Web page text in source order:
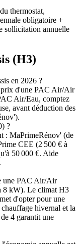
thermostat,
obligatoire +
sollicitation annuelle
(H3)
en 2026 ?
d'une PAC Air/Air
Air/Eau, comptez
avant déduction des
?
: MaPrimeRénov' (de
CEE (2 500 € à
50 000 €. Aide
une PAC Air/Air
8 kW). Le climat H3
d'opter pour une
hivernal et la
4 garantit une